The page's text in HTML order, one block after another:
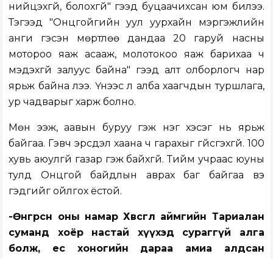
нийцэхгүй, болохгүй" гээд буцаачихсан юм билээ.
Тэгээд "Онцгойгийн уул уурхайн мэргэжлийн
анги гэсэн мөртлөө дандаа 20 гаруй насны
мотороо яаж асааж, молотокоо яаж барихаа ч
мэдэхгүй залуус байна" гээд алт олборлогч нар
ярьж байна лээ. Үүнээс л алба хаагчдын туршлага,
ур чадварыг харж болно.
Мөн ээж, аавын буруу гэж нэг хэсэг нь ярьж
байгаа. Гэвч эрсдэл хаана ч гарахыг үгүйсгэхгүй. 100
хувь аюулгүй газар гэж байхгүй. Тийм учраас юуны
тулд Онцгой байдлын аврах баг байгаа вэ
гэдгийг ойлгох ёстой.
-Өнгөрсөн оны намар Хөвсгөл аймгийн Тариалан
суманд хоёр настай хүүхэд сураггүй алга
болж, ес хоногийн дараа амиа алдсан